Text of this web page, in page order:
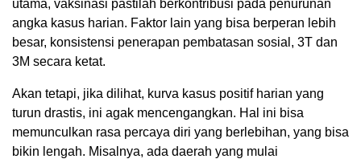
utama, vaksinasi pastilah berkontribusi pada penurunan
angka kasus harian. Faktor lain yang bisa berperan lebih
besar, konsistensi penerapan pembatasan sosial, 3T dan
3M secara ketat.
Akan tetapi, jika dilihat, kurva kasus positif harian yang
turun drastis, ini agak mencengangkan. Hal ini bisa
memunculkan rasa percaya diri yang berlebihan, yang bisa
bikin lengah. Misalnya, ada daerah yang mulai